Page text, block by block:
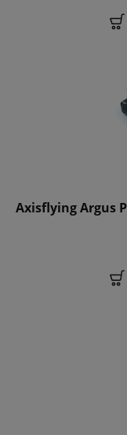
Axisflying Argus